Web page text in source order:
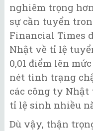
nghiêm trọng
sự cần tuyển
Financial Times
Nhật về tỉ lệ
0,01 điểm lên
nét tình trạng
các công ty Nhật
tỉ lệ sinh nhiều
Dù vậy, thận